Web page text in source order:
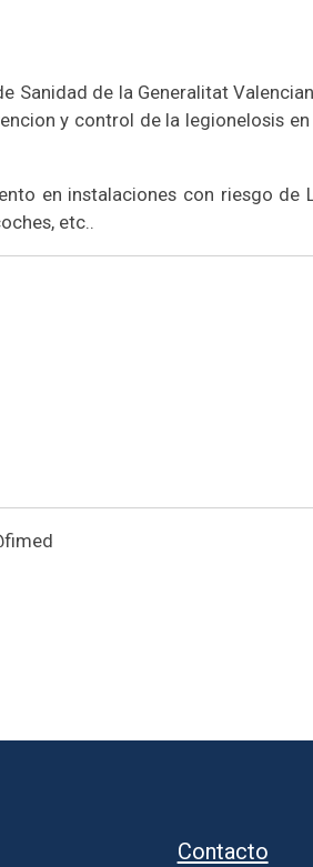
Sanidad de la Generalitat
y control de la legionelosis
en instalaciones con riesgo de
etc..
Contacto